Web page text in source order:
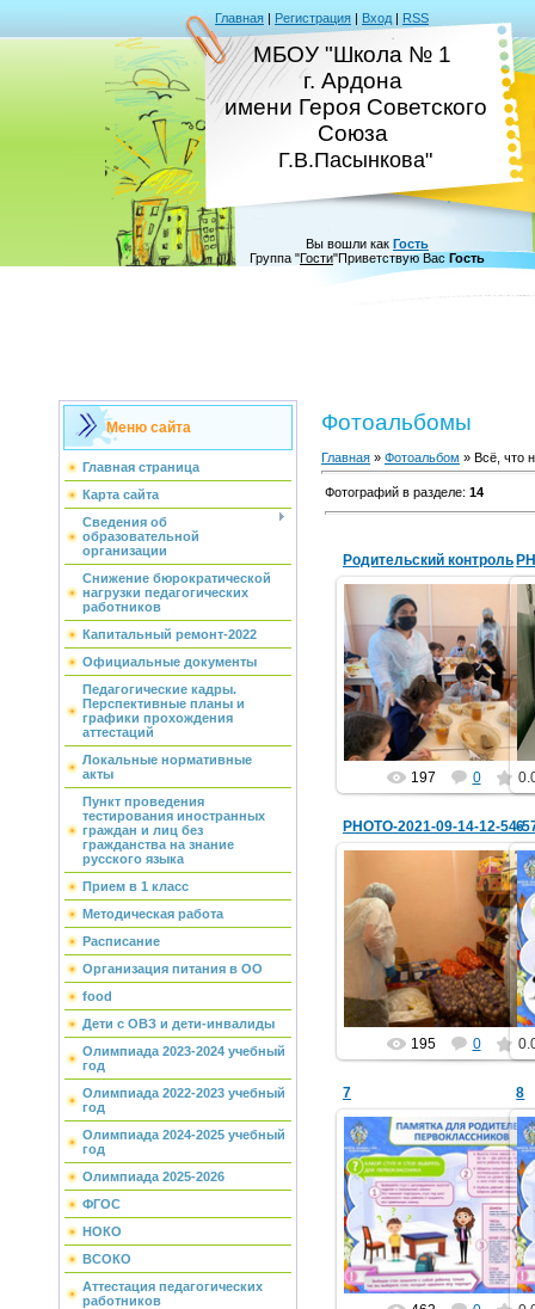
Главная | Регистрация | Вход | RSS
МБОУ "Школа № 1
г. Ардона
имени Героя Советского
Союза
Г.В.Пасынкова"
Вы вошли как Гость
Группа "Гости"Приветствую Вас Гость
Меню сайта
Главная страница
Карта сайта
Сведения об
образовательной
организации
Снижение бюрократической
нагрузки педагогических
работников
Капитальный ремонт-2022
Официальные документы
Педагогические кадры.
Перспективные планы и
графики прохождения
аттестаций
Локальные нормативные
акты
Пункт проведения
тестирования иностранных
граждан и лиц без
гражданства на знание
русского языка
Прием в 1 класс
Методическая работа
Расписание
Организация питания в ОО
food
Дети с ОВЗ и дети-инвалиды
Олимпиада 2023-2024 учебный
год
Олимпиада 2022-2023 учебный
год
Олимпиада 2024-2025 учебный
год
Олимпиада 2025-2026
ФГОС
НОКО
ВСОКО
Аттестация педагогических
работников
Фотоальбомы
Главная » Фотоальбом » Всё, что
Фотографий в разделе: 14
Родительский контроль
14.09.2021
school1
197 0
PHOTO-2021-09-14-12-54-
14.09.2021
school1
195 0
6
7
17.09.2015
school1
8